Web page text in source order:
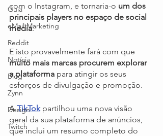
Guia
eMail Marketing
Reddit
Notícia
Blog
Zynn
Design
Twitch
com o Instagram, e tornaria-o um dos
principais players no espaço de social
media.
E isto provavelmente fará com que
muito mais marcas procurem explorar
a plataforma para atingir os seus
esforços de divulgação e promoção.
A TikTok partilhou uma nova visão
geral da sua plataforma de anúncios,
que inclui um resumo completo do